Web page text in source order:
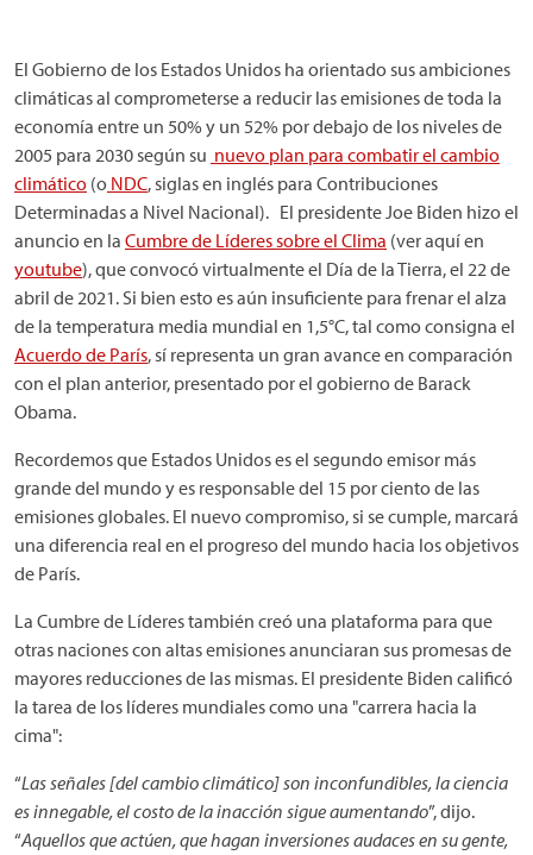
El Gobierno de los Estados Unidos ha orientado sus ambiciones
climáticas al comprometerse a reducir las emisiones de toda la
economía entre un 50% y un 52% por debajo de los niveles de
2005 para 2030 según su nuevo plan para combatir el cambio
climático (o NDC, siglas en inglés para Contribuciones
Determinadas a Nivel Nacional). El presidente Joe Biden hizo el
anuncio en la Cumbre de Líderes sobre el Clima (ver aquí en
youtube), que convocó virtualmente el Día de la Tierra, el 22 de
abril de 2021. Si bien esto es aún insuficiente para frenar el alza
de la temperatura media mundial en 1,5°C, tal como consigna el
Acuerdo de París, sí representa un gran avance en comparación
con el plan anterior, presentado por el gobierno de Barack
Obama.
Recordemos que Estados Unidos es el segundo emisor más
grande del mundo y es responsable del 15 por ciento de las
emisiones globales. El nuevo compromiso, si se cumple, marcará
una diferencia real en el progreso del mundo hacia los objetivos
de París.
La Cumbre de Líderes también creó una plataforma para que
otras naciones con altas emisiones anunciaran sus promesas de
mayores reducciones de las mismas. El presidente Biden calificó
la tarea de los líderes mundiales como una "carrera hacia la
cima":
“Las señales [del cambio climático] son inconfundibles, la ciencia
es innegable, el costo de la inacción sigue aumentando”, dijo.
“Aquellos que actúen, que hagan inversiones audaces en su gente,